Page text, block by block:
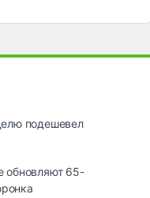
подешевел
обновляют 65-